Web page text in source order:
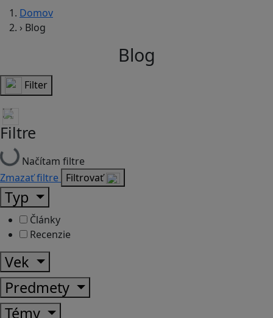
Domov
› Blog
Blog
Filter
Filtre
Načítam filtre
Zmazať filtre Filtrovať
Typ
Články
Recenzie
Vek
Predmety
Témy